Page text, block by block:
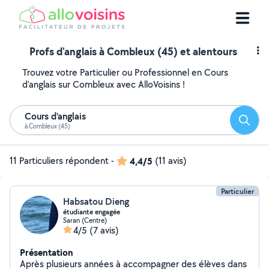
Profs d'anglais à Combleux (45) et alentours
Trouvez votre Particulier ou Professionnel en Cours
d'anglais sur Combleux avec AlloVoisins !
Cours d'anglais
à Combleux (45)
11 Particuliers répondent- 4,4/5 (11 avis)
Particulier
Habsatou Dieng
étudiante engagée
Saran (Centre)
4/5 (7 avis)
Présentation
Après plusieurs années à accompagner des élèves dans